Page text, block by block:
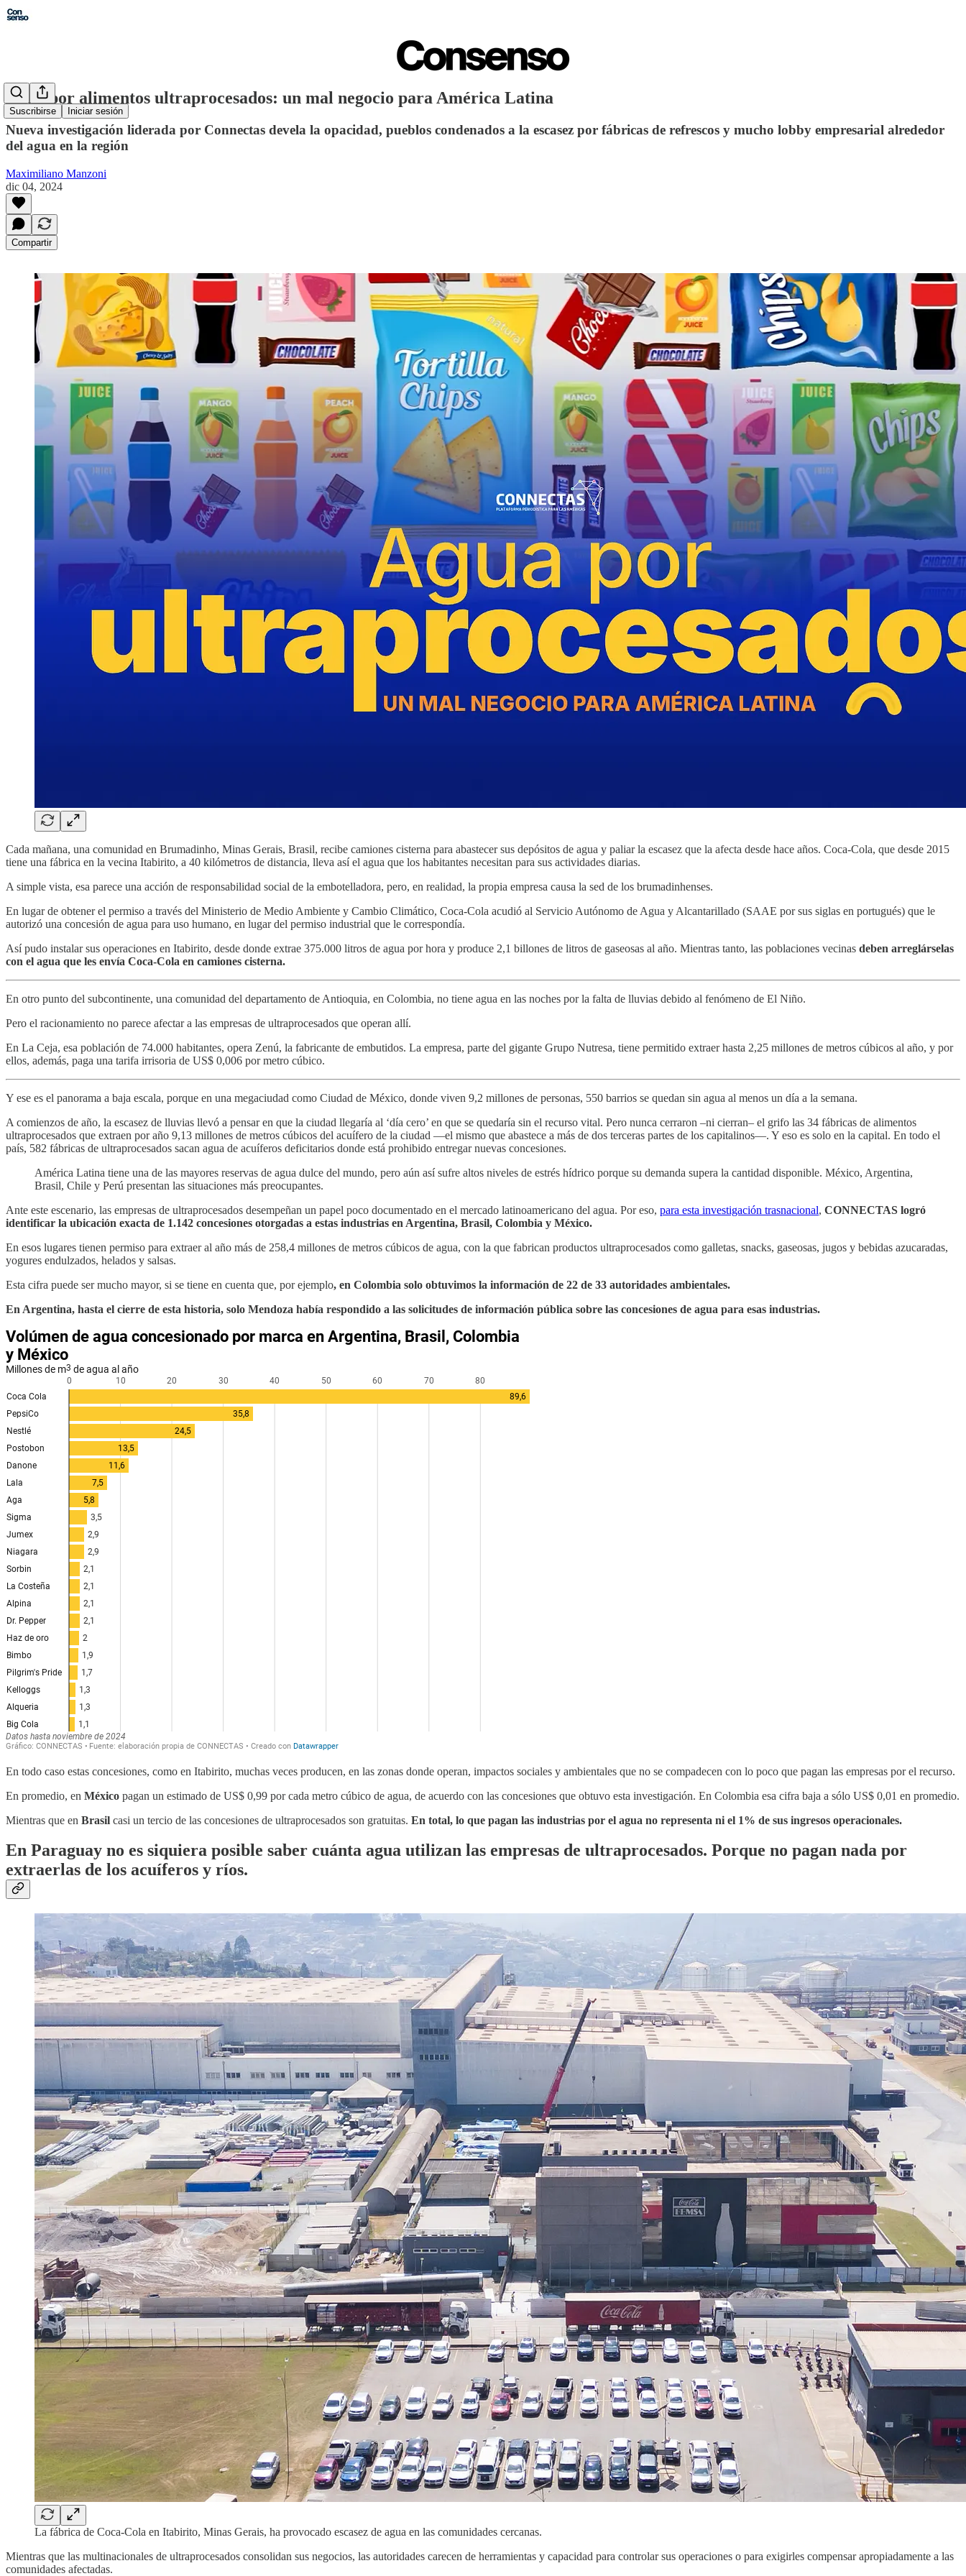
Suscribirse Iniciar sesión
Agua por alimentos ultraprocesados: un mal negocio para América Latina
Nueva investigación liderada por Connectas devela la opacidad, pueblos condenados a la escasez por fábricas de refrescos y mucho lobby empresarial alrededor
del agua en la región
Maximiliano Manzoni
dic 04, 2024
Compartir
Cada mañana, una comunidad en Brumadinho, Minas Gerais, Brasil, recibe camiones cisterna para abastecer sus depósitos de agua y paliar la escasez que la afecta desde hace años. Coca-Cola, que desde 2015
tiene una fábrica en la vecina Itabirito, a 40 kilómetros de distancia, lleva así el agua que los habitantes necesitan para sus actividades diarias.
A simple vista, esa parece una acción de responsabilidad social de la embotelladora, pero, en realidad, la propia empresa causa la sed de los brumadinhenses.
En lugar de obtener el permiso a través del Ministerio de Medio Ambiente y Cambio Climático, Coca-Cola acudió al Servicio Autónomo de Agua y Alcantarillado (SAAE por sus siglas en portugués) que le
autorizó una concesión de agua para uso humano, en lugar del permiso industrial que le correspondía.
Así pudo instalar sus operaciones en Itabirito, desde donde extrae 375.000 litros de agua por hora y produce 2,1 billones de litros de gaseosas al año. Mientras tanto, las poblaciones vecinas deben arreglárselas
con el agua que les envía Coca-Cola en camiones cisterna.
En otro punto del subcontinente, una comunidad del departamento de Antioquia, en Colombia, no tiene agua en las noches por la falta de lluvias debido al fenómeno de El Niño.
Pero el racionamiento no parece afectar a las empresas de ultraprocesados que operan allí.
En La Ceja, esa población de 74.000 habitantes, opera Zenú, la fabricante de embutidos. La empresa, parte del gigante Grupo Nutresa, tiene permitido extraer hasta 2,25 millones de metros cúbicos al año, y por
ellos, además, paga una tarifa irrisoria de US$ 0,006 por metro cúbico.
Y ese es el panorama a baja escala, porque en una megaciudad como Ciudad de México, donde viven 9,2 millones de personas, 550 barrios se quedan sin agua al menos un día a la semana.
A comienzos de año, la escasez de lluvias llevó a pensar en que la ciudad llegaría al ‘día cero’ en que se quedaría sin el recurso vital. Pero nunca cerraron –ni cierran– el grifo las 34 fábricas de alimentos
ultraprocesados que extraen por año 9,13 millones de metros cúbicos del acuífero de la ciudad —el mismo que abastece a más de dos terceras partes de los capitalinos—. Y eso es solo en la capital. En todo el
país, 582 fábricas de ultraprocesados sacan agua de acuíferos deficitarios donde está prohibido entregar nuevas concesiones.
América Latina tiene una de las mayores reservas de agua dulce del mundo, pero aún así sufre altos niveles de estrés hídrico porque su demanda supera la cantidad disponible. México, Argentina,
Brasil, Chile y Perú presentan las situaciones más preocupantes.
Ante este escenario, las empresas de ultraprocesados desempeñan un papel poco documentado en el mercado latinoamericano del agua. Por eso, para esta investigación trasnacional, CONNECTAS logró
identificar la ubicación exacta de 1.142 concesiones otorgadas a estas industrias en Argentina, Brasil, Colombia y México.
En esos lugares tienen permiso para extraer al año más de 258,4 millones de metros cúbicos de agua, con la que fabrican productos ultraprocesados como galletas, snacks, gaseosas, jugos y bebidas azucaradas,
yogures endulzados, helados y salsas.
Esta cifra puede ser mucho mayor, si se tiene en cuenta que, por ejemplo, en Colombia solo obtuvimos la información de 22 de 33 autoridades ambientales.
En Argentina, hasta el cierre de esta historia, solo Mendoza había respondido a las solicitudes de información pública sobre las concesiones de agua para esas industrias.
En todo caso estas concesiones, como en Itabirito, muchas veces producen, en las zonas donde operan, impactos sociales y ambientales que no se compadecen con lo poco que pagan las empresas por el recurso.
En promedio, en México pagan un estimado de US$ 0,99 por cada metro cúbico de agua, de acuerdo con las concesiones que obtuvo esta investigación. En Colombia esa cifra baja a sólo US$ 0,01 en promedio.
Mientras que en Brasil casi un tercio de las concesiones de ultraprocesados son gratuitas. En total, lo que pagan las industrias por el agua no representa ni el 1% de sus ingresos operacionales.
En Paraguay no es siquiera posible saber cuánta agua utilizan las empresas de ultraprocesados. Porque no pagan nada por
extraerlas de los acuíferos y ríos.
La fábrica de Coca-Cola en Itabirito, Minas Gerais, ha provocado escasez de agua en las comunidades cercanas.
Mientras que las multinacionales de ultraprocesados consolidan sus negocios, las autoridades carecen de herramientas y capacidad para controlar sus operaciones o para exigirles compensar apropiadamente a las
comunidades afectadas.